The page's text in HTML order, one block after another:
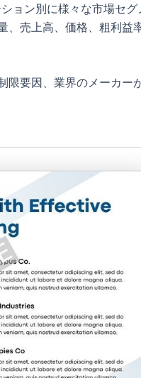
ョン別に様々な市場セグ
、売上高、価格、粗利益
要因、業界のメーカー